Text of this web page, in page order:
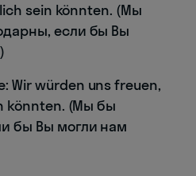
sein könnten. (Мы
если бы Вы
Wir würden uns freuen,
könnten. (Мы бы
бы Вы могли нам